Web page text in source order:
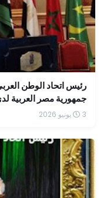
رئيس اتحاد الوطن
جمهورية مصر العربية
3 يونيو 2026